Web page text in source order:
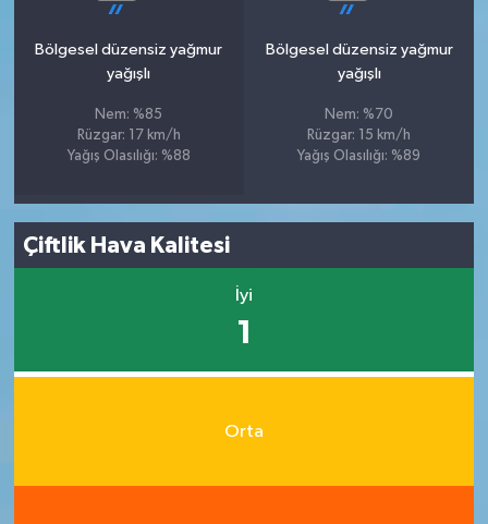
Bölgesel düzensiz yağmur
yağışlı
Nem: %85
Rüzgar: 17 km/h
Yağış Olasılığı: %88
Bölgesel düzensiz yağmur
yağışlı
Nem: %70
Rüzgar: 15 km/h
Yağış Olasılığı: %89
Çiftlik Hava Kalitesi
İyi
1
Orta